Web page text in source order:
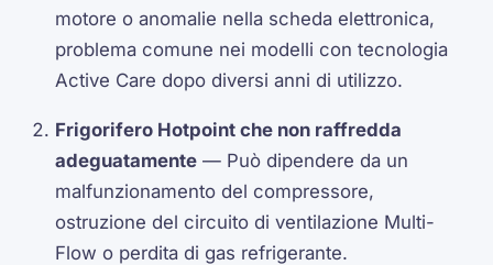
motore o anomalie nella scheda elettronica,
problema comune nei modelli con tecnologia
Active Care dopo diversi anni di utilizzo.
Frigorifero Hotpoint che non raffredda
adeguatamente — Può dipendere da un
malfunzionamento del compressore,
ostruzione del circuito di ventilazione Multi-
Flow o perdita di gas refrigerante.